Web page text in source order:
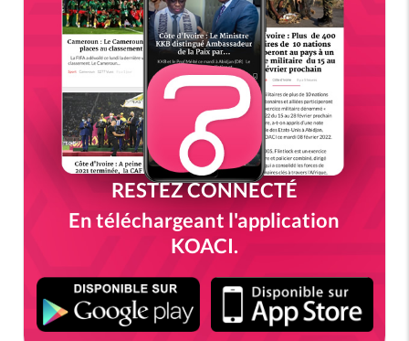
RESTEZ CONNECTÉ
En téléchargeant l'application
KOACI.